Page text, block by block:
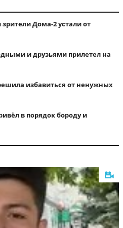
Дома-2 устали от
и друзьями прилетел на
избавиться от ненужных
в порядок бороду и